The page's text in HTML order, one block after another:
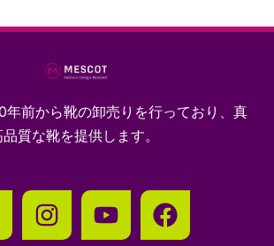
年前から靴の卸売りを行っており、真
質な靴を提供します。